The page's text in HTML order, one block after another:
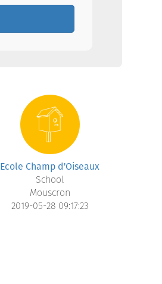
Ecole Champ d'Oiseaux
School
Mouscron
2019-05-28 09:17:23